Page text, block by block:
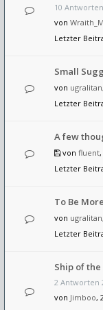
10
von
Letzter
Small
von ugralitan
Letzter
A few
von fluent
Letzter
To Be
von ugralitan
Letzter
Ship of
2 Antworten
von Jimboo,